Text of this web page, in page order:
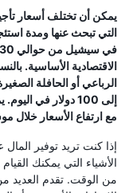
يمكن أن تختلف أسعار
التي تبحث عنها ومدة
الاقتصادية الأساسية.
إلى 100 دولار في
مع ارتفاع الأسعار خلال
إذا كنت تريد توفير
الأشياء التي يمكنك
من الوقت. تقدم العديد